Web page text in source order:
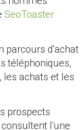
SeoToaster
parcours d'achat
téléphoniques,
les achats et les
prospects
l'une